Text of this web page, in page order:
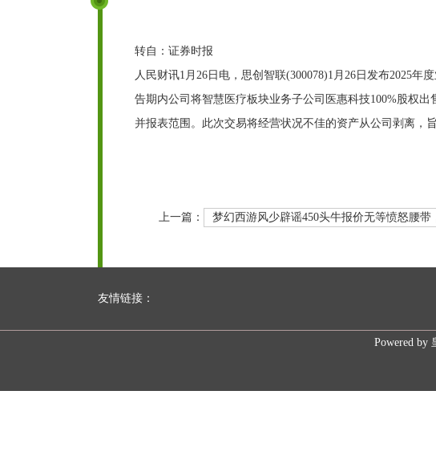
转自：证券时报
人民财讯1月26日电，思创智联(300078)1月26日发布2025
告期内公司将智慧医疗板块业务子公司医惠科技100%股权
并报表范围。此次交易将经营状况不佳的资产从公司剥离，
上一篇： 梦幻西游风少辟谣450头牛报价无等愤怒腰
友情链接：
Powered by